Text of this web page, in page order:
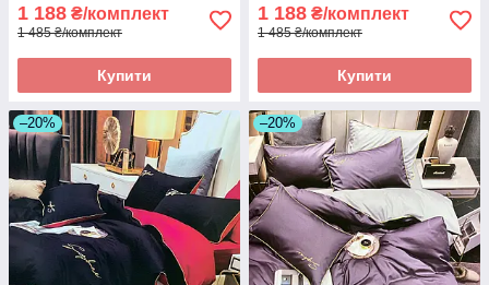
1 188 ₴/комплект
1 485 ₴/комплект
Купити
1 188 ₴/комплект
1 485 ₴/комплект
Купити
–20% –20%